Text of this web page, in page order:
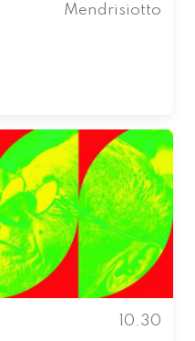
Mendrisiotto
10.30